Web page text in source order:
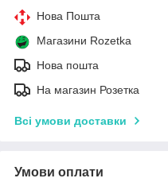
Нова Пошта
Магазини Rozetka
Нова пошта
На магазин Розетка
Всі умови доставки
Умови оплати